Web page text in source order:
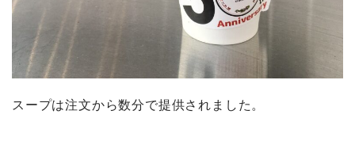
スープは注文から数分で提供されました。